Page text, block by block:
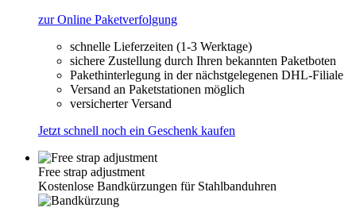
zur Online Paketverfolgung
schnelle Lieferzeiten (1-3 Werktage)
sichere Zustellung durch Ihren bekannten Paketboten
Pakethinterlegung in der nächstgelegenen DHL-Filiale
Versand an Paketstationen möglich
versicherter Versand
Jetzt schnell noch ein Geschenk kaufen
Free strap adjustment
Kostenlose Bandkürzungen für Stahlbanduhren